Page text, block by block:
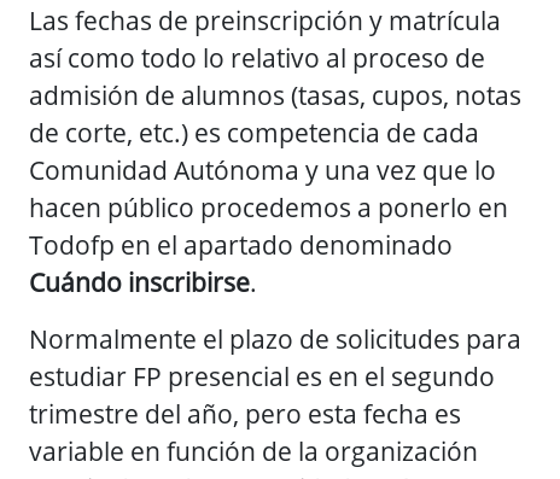
Las fechas de preinscripción y matrícula
así como todo lo relativo al proceso de
admisión de alumnos (tasas, cupos, notas
de corte, etc.) es competencia de cada
Comunidad Autónoma y una vez que lo
hacen público procedemos a ponerlo en
Todofp en el apartado denominado
Cuándo inscribirse.
Normalmente el plazo de solicitudes para
estudiar FP presencial es en el segundo
trimestre del año, pero esta fecha es
variable en función de la organización